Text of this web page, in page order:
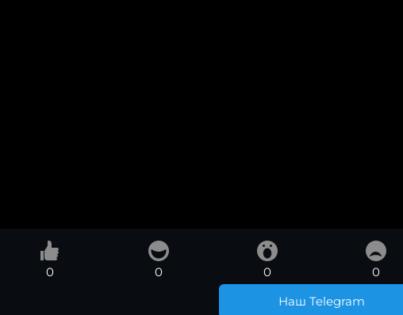
0 0 0 0
Наш Telegram